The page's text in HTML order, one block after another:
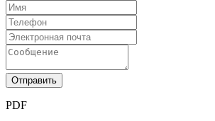
Отправить
PDF